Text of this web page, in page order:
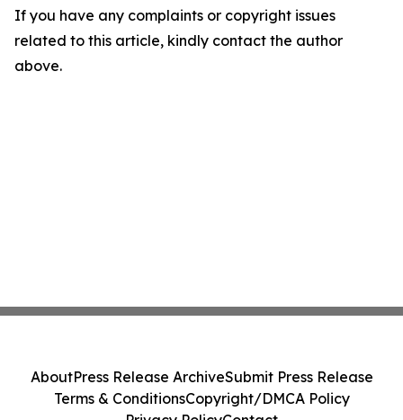
If you have any complaints or copyright issues
related to this article, kindly contact the author
above.
AboutPress Release ArchiveSubmit Press Release
Terms & ConditionsCopyright/DMCA Policy